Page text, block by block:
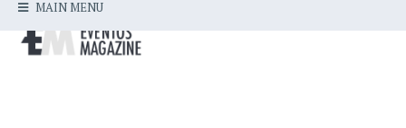
MAIN MENU